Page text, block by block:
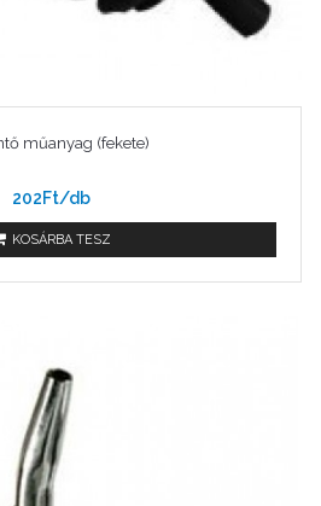
műanyag (fekete)
202Ft/db
KOSÁRBA TESZ